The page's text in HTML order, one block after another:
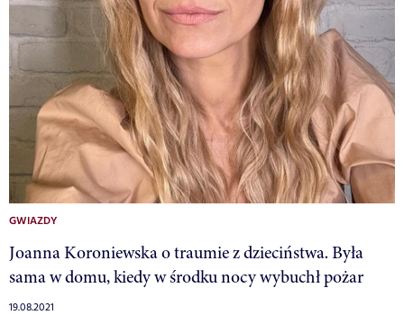
GWIAZDY
Joanna Koroniewska o traumie z dzieciństwa. Była
sama w domu, kiedy w środku nocy wybuchł pożar
19.08.2021